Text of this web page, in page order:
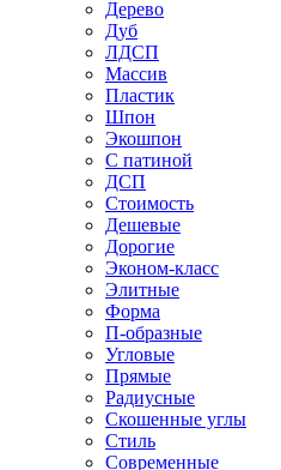
Дерево
Дуб
ЛДСП
Массив
Пластик
Шпон
Экошпон
С патиной
ДСП
Стоимость
Дешевые
Дорогие
Эконом-класс
Элитные
Форма
П-образные
Угловые
Прямые
Радиусные
Скошенные углы
Стиль
Современные